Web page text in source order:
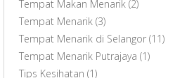
Tempat Makan Menarik (2)
Tempat Menarik (3)
Tempat Menarik di Selangor (11)
Tempat Menarik Putrajaya (1)
Tips Kesihatan (1)